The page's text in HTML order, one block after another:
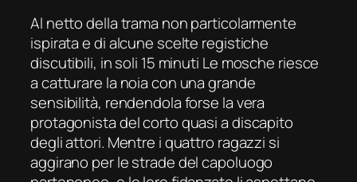
Al netto della trama non particolarmente
ispirata e di alcune scelte registiche
discutibili, in soli 15 minuti Le mosche riesce
a catturare la noia con una grande
sensibilità, rendendola forse la vera
protagonista del corto quasi a discapito
degli attori. Mentre i quattro ragazzi si
aggirano per le strade del capoluogo